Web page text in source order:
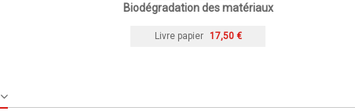
Biodégradation des matériaux
Livre papier 17,50 €